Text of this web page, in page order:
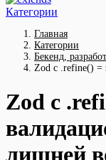
Категории
Главная
Категории
Бекенд,
Zod с .refine() =
Zod с
лишней